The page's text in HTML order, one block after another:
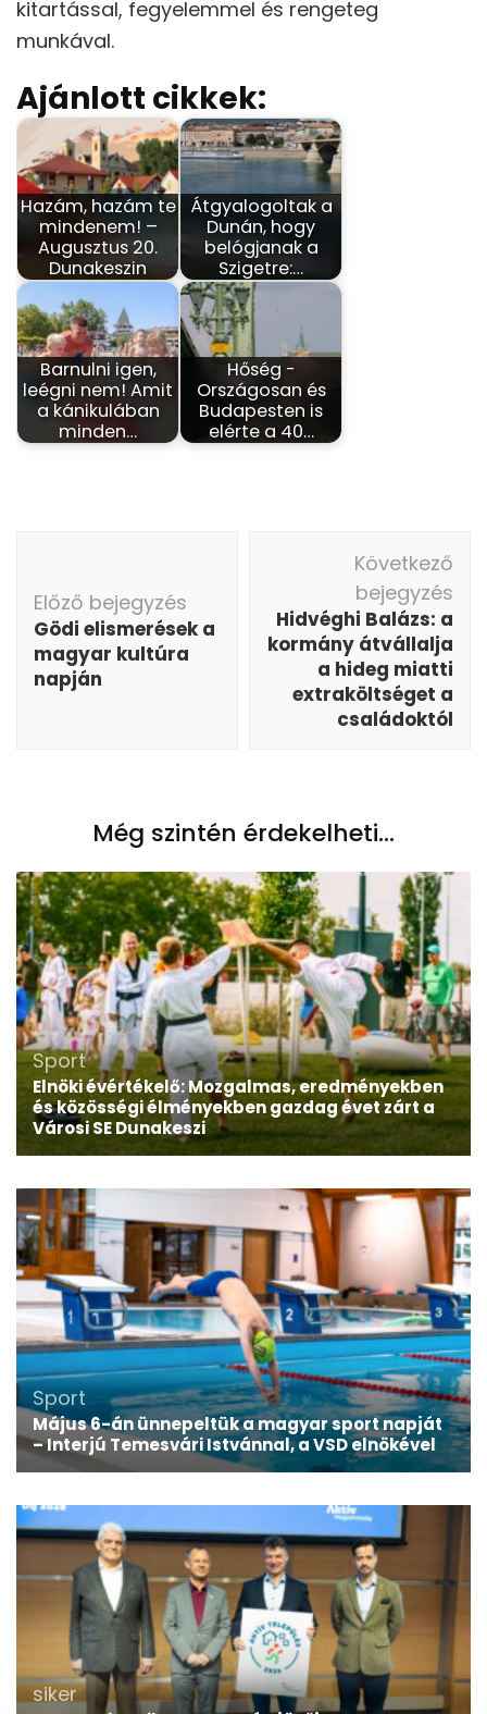
kitartással, fegyelemmel és rengeteg
munkával.
Ajánlott cikkek:
Hazám, hazám te
mindenem! –
Augusztus 20.
Dunakeszin
Átgyalogoltak a
Dunán, hogy
belógjanak a
Szigetre:…
Barnulni igen,
leégni nem! Amit
a kánikulában
minden…
Hőség -
Országosan és
Budapesten is
elérte a 40…
Előző bejegyzés
Gödi elismerések a
magyar kultúra
napján
Következő
bejegyzés
Hidvéghi Balázs: a
kormány átvállalja
a hideg miatti
extraköltséget a
családoktól
Még szintén érdekelheti...
Sport
Elnöki évértékelő: Mozgalmas, eredményekben
és közösségi élményekben gazdag évet zárt a
Városi SE Dunakeszi
Sport
Május 6-án ünnepeltük a magyar sport napját
– Interjú Temesvári Istvánnal, a VSD elnökével
siker